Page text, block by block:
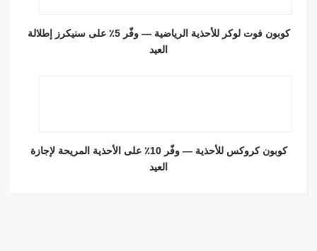
كوبون فوت لوكر للأحذية الرياضية — وفّر 5٪ على سنيكرز إطلالة
العيد
كوبون كروكس للأحذية — وفّر 10٪ على الأحذية المريحة لإجازة
العيد